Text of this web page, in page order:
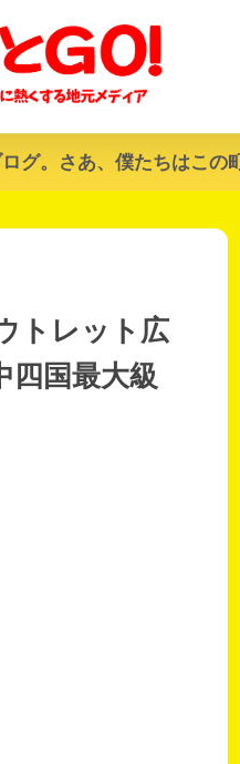
グ。さあ、僕たちはこの
トレット広
四国最大級